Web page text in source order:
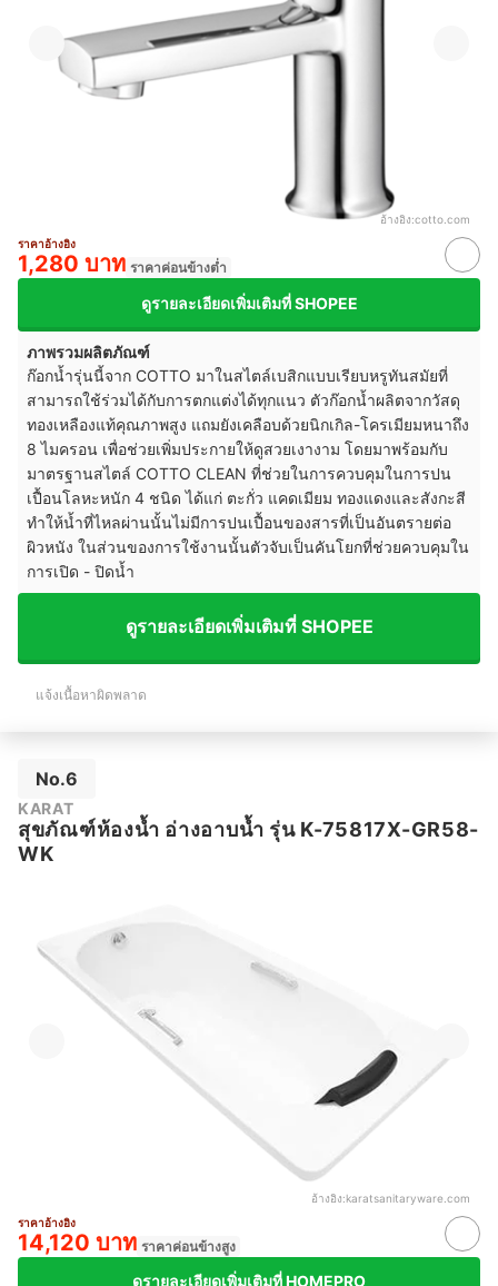
อ้างอิง:cotto.com
ราคาอ้างอิง
1,280 บาท ราคาค่อนข้างต่ำ
ดูรายละเอียดเพิ่มเติมที่ SHOPEE
ภาพรวมผลิตภัณฑ์
ก๊อกน้ำรุ่นนี้จาก COTTO มาในสไตล์เบสิกแบบเรียบหรูทันสมัยที่
สามารถใช้ร่วมได้กับการตกแต่งได้ทุกแนว ตัวก๊อกน้ำผลิตจากวัสดุ
ทองเหลืองแท้คุณภาพสูง แถมยังเคลือบด้วยนิกเกิล-โครเมียมหนาถึง
8 ไมครอน เพื่อช่วยเพิ่มประกายให้ดูสวยเงางาม โดยมาพร้อมกับ
มาตรฐานสไตล์ COTTO CLEAN ที่ช่วยในการควบคุมในการปน
เปื้อนโลหะหนัก 4 ชนิด ได้แก่ ตะกั่ว แคดเมียม ทองแดงและสังกะสี
ทำให้น้ำที่ไหลผ่านนั้นไม่มีการปนเปื้อนของสารที่เป็นอันตรายต่อ
ผิวหนัง ในส่วนของการใช้งานนั้นตัวจับเป็นคันโยกที่ช่วยควบคุมใน
การเปิด - ปิดน้ำ
ดูรายละเอียดเพิ่มเติมที่ SHOPEE
แจ้งเนื้อหาผิดพลาด
No.6
KARAT
สุขภัณฑ์ห้องน้ำ อ่างอาบน้ำ รุ่น K-75817X-GR58-
WK
อ้างอิง:karatsanitaryware.com
ราคาอ้างอิง
14,120 บาท ราคาค่อนข้างสูง
ดูรายละเอียดเพิ่มเติมที่ HOMEPRO